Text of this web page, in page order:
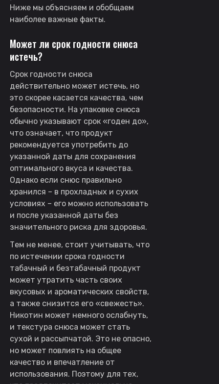
Ниже мы объясняем и обобщаем
наиболее важные факты.
Может ли срок годности снюса
истечь?
Срок годности снюса
действительно может истечь, но
это скорее касается качества, чем
безопасности. На упаковке снюса
обычно указывают срок «годен до»,
что означает, что продукт
рекомендуется употребить до
указанной даты для сохранения
оптимального вкуса и качества.
Однако если снюс правильно
хранился – в прохладных и сухих
условиях – его можно использовать
и после указанной даты без
значительного риска для здоровья.
Тем не менее, стоит учитывать, что
по истечении срока годности
табачный и безтабачный продукт
может утратить часть своих
вкусовых и ароматических свойств,
а также снизится его «свежесть».
Никотин может немного ослабнуть,
и текстура снюса может стать
сухой и рассыпчатой. Это не опасно,
но может повлиять на общее
качество и впечатление от
использования. Поэтому для тех,